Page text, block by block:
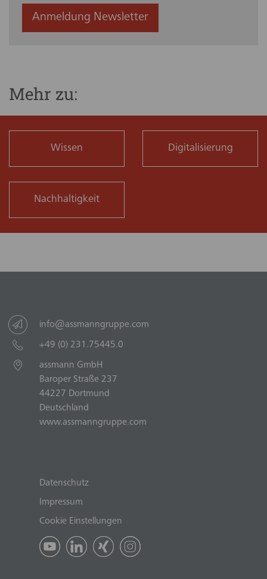
Anmeldung Newsletter
Mehr zu:
Wissen Digitalisierung
Nachhaltigkeit
info@assmanngruppe.com
+49 (0) 231.75445.0
assmann GmbH
Baroper Straße 237
44227 Dortmund
Deutschland
www.assmanngruppe.com
Datenschutz
Impressum
Cookie Einstellungen